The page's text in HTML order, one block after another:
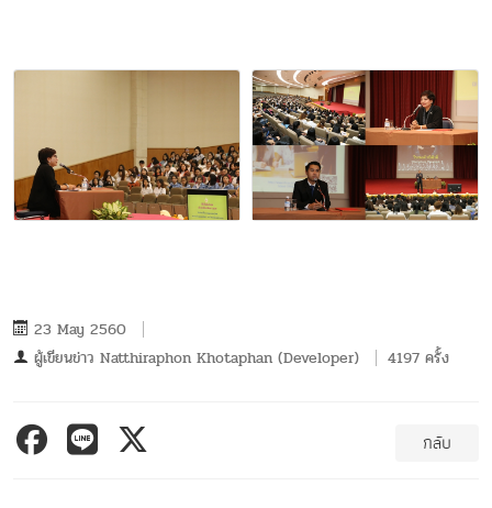
23 May 2560
ผู้เขียนข่าว Natthiraphon Khotaphan (Developer) 4197 ครั้ง
กลับ